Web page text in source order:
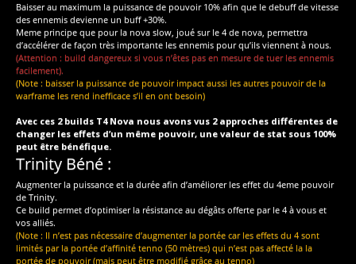
Baisser au maximum la puissance de pouvoir 10% afin que le debuff de vitesse
des ennemis devienne un buff +30%.
Meme principe que pour la nova slow, joué sur le 4 de nova, permettra
d’accélérer de façon très importante les ennemis pour qu’ils viennent à nous.
(Attention : build dangereux si vous n’êtes pas en mesure de tuer les ennemis
facilement).
(Note : baisser la puissance de pouvoir impact aussi les autres pouvoir de la
warframe les rend inefficace s’il en ont besoin)
Avec ces 2 builds T4 Nova nous avons vus 2 approches différentes de
changer les effets d’un même pouvoir, une valeur de stat sous 100%
peut être bénéfique.
Trinity Béné :
Augmenter la puissance et la durée afin d’améliorer les effet du 4eme pouvoir
de Trinity.
Ce build permet d’optimiser la résistance au dégâts offerte par le 4 à vous et
vos alliés.
(Note : Il n’est pas nécessaire d’augmenter la portée car les effets du 4 sont
limités par la portée d’affinité tenno (50 mètres) qui n’est pas affecté la la
portée de pouvoir (mais peut être modifié grâce au tenno)